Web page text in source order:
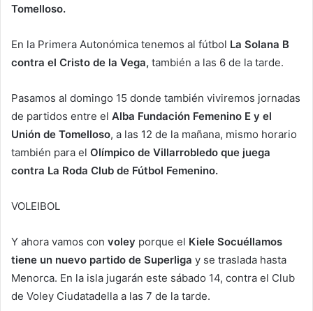
Tomelloso.
En la Primera Autonómica tenemos al fútbol La Solana B
contra el Cristo de la Vega, también a las 6 de la tarde.
Pasamos al domingo 15 donde también viviremos jornadas
de partidos entre el Alba Fundación Femenino E y el
Unión de Tomelloso, a las 12 de la mañana, mismo horario
también para el Olímpico de Villarrobledo que juega
contra La Roda Club de Fútbol Femenino.
VOLEIBOL
Y ahora vamos con voley porque el Kiele Socuéllamos
tiene un nuevo partido de Superliga y se traslada hasta
Menorca. En la isla jugarán este sábado 14, contra el Club
de Voley Ciudatadella a las 7 de la tarde.